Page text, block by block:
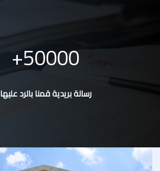
50000
رسالة بريدية قمنا بالرد عليها